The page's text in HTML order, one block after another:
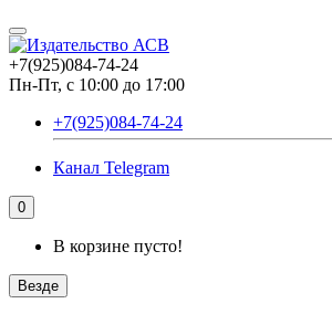
+7(925)084-74-24
Пн-Пт, с 10:00 до 17:00
+7(925)084-74-24
Канал Telegram
0
В корзине пусто!
Везде